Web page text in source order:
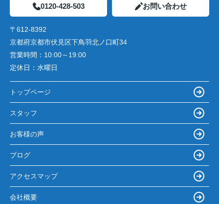
0120-428-503 お問い合わせ
〒612-8392
京都府京都市伏見区下鳥羽北ノ口町34
営業時間： 10:00～19:00
定休日： 水曜日
トップページ
スタッフ
お客様の声
ブログ
アクセスマップ
会社概要